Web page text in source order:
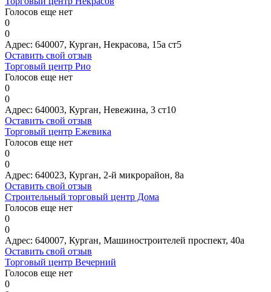
Голосов еще нет
0
0
Адрес: 640007, Курган, Некрасова, 15а ст5
Оставить свой отзыв
Торговый центр Рио
Голосов еще нет
0
0
Адрес: 640003, Курган, Невежина, 3 ст10
Оставить свой отзыв
Торговый центр Ежевика
Голосов еще нет
0
0
Адрес: 640023, Курган, 2-й микрорайон, 8а
Оставить свой отзыв
Строительный торговый центр Дома
Голосов еще нет
0
0
Адрес: 640007, Курган, Машиностроителей проспект, 40а
Оставить свой отзыв
Торговый центр Вечерний
Голосов еще нет
0